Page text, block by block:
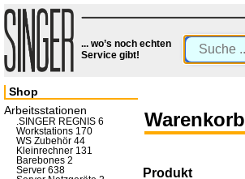
... wo’s noch echten
Service gibt!
Warenkorb
Produkt
Shop
Arbeitsstationen
.SINGER REGNIS 6
Workstations 170
WS Zubehör 44
Kleinrechner 131
Barebones 2
Server 638